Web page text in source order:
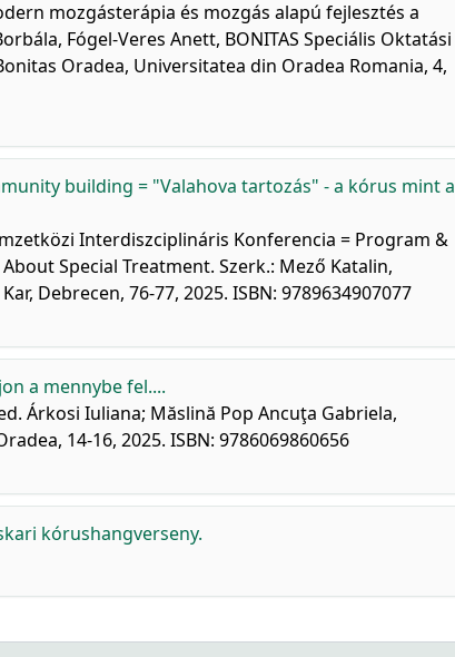
mozgásterápia és mozgás alapú fejlesztés a
Fógel-Veres Anett, BONITAS Speciális Oktatási
Oradea, Universitatea din Oradea Romania, 4,
building = "Valahova tartozás" - a kórus mint a
Interdiszciplináris Konferencia = Program &
Special Treatment. Szerk.: Mező Katalin,
Debrecen, 76-77, 2025. ISBN: 9789634907077
a mennybe fel....
Árkosi Iuliana; Măslină Pop Ancuţa Gabriela,
14-16, 2025. ISBN: 9786069860656
kórushangverseny.